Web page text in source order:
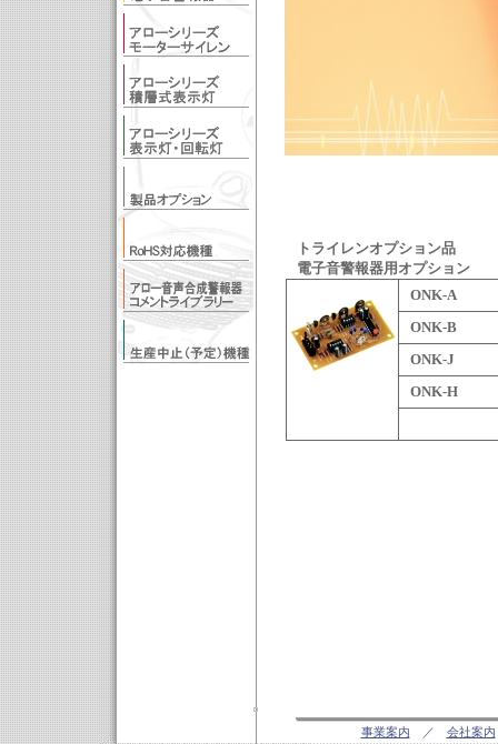
トライレンオプション品
電子音警報器用オプション
ONK-A
ONK-B
ONK-J
ONK-H
事業案内 ／ 会社案内